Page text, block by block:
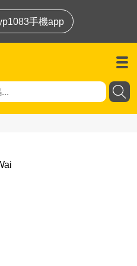
手機app